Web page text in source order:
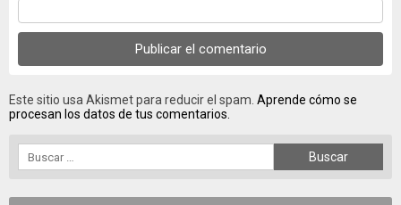
Este sitio usa Akismet para reducir el spam. Aprende cómo se
procesan los datos de tus comentarios.